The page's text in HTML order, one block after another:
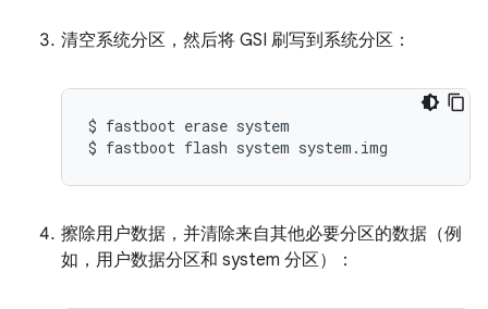
清空系统分区，然后将 GSI 刷写到系统分区：
$ fastboot erase system
$ fastboot flash system system.img
擦除用户数据，并清除来自其他必要分区的数据（例
如，用户数据分区和 system 分区）：